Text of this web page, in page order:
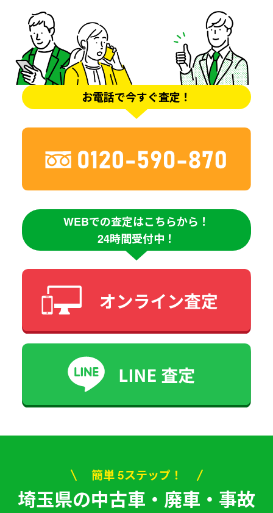
お電話で今すぐ査定！
WEBでの査定はこちらから！
24時間受付中！
簡単 5ステップ！
埼玉県の中古車・廃車・事故